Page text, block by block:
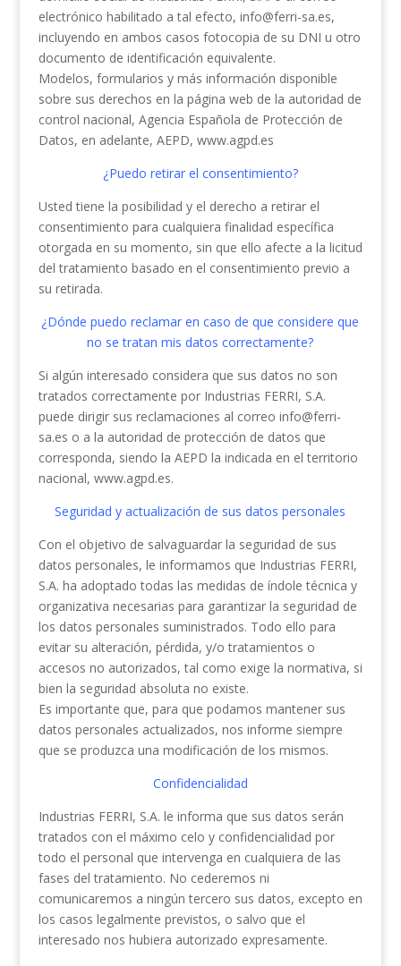
electrónico habilitado a tal efecto, info@ferri-sa.es,
incluyendo en ambos casos fotocopia de su DNI u otro
documento de identificación equivalente.
Modelos, formularios y más información disponible
sobre sus derechos en la página web de la autoridad de
control nacional, Agencia Española de Protección de
Datos, en adelante, AEPD, www.agpd.es
¿Puedo retirar el consentimiento?
Usted tiene la posibilidad y el derecho a retirar el
consentimiento para cualquiera finalidad específica
otorgada en su momento, sin que ello afecte a la licitud
del tratamiento basado en el consentimiento previo a
su retirada.
¿Dónde puedo reclamar en caso de que considere que
no se tratan mis datos correctamente?
Si algún interesado considera que sus datos no son
tratados correctamente por Industrias FERRI, S.A.
puede dirigir sus reclamaciones al correo info@ferri-
sa.es o a la autoridad de protección de datos que
corresponda, siendo la AEPD la indicada en el territorio
nacional, www.agpd.es.
Seguridad y actualización de sus datos personales
Con el objetivo de salvaguardar la seguridad de sus
datos personales, le informamos que Industrias FERRI,
S.A. ha adoptado todas las medidas de índole técnica y
organizativa necesarias para garantizar la seguridad de
los datos personales suministrados. Todo ello para
evitar su alteración, pérdida, y/o tratamientos o
accesos no autorizados, tal como exige la normativa, si
bien la seguridad absoluta no existe.
Es importante que, para que podamos mantener sus
datos personales actualizados, nos informe siempre
que se produzca una modificación de los mismos.
Confidencialidad
Industrias FERRI, S.A. le informa que sus datos serán
tratados con el máximo celo y confidencialidad por
todo el personal que intervenga en cualquiera de las
fases del tratamiento. No cederemos ni
comunicaremos a ningún tercero sus datos, excepto en
los casos legalmente previstos, o salvo que el
interesado nos hubiera autorizado expresamente.